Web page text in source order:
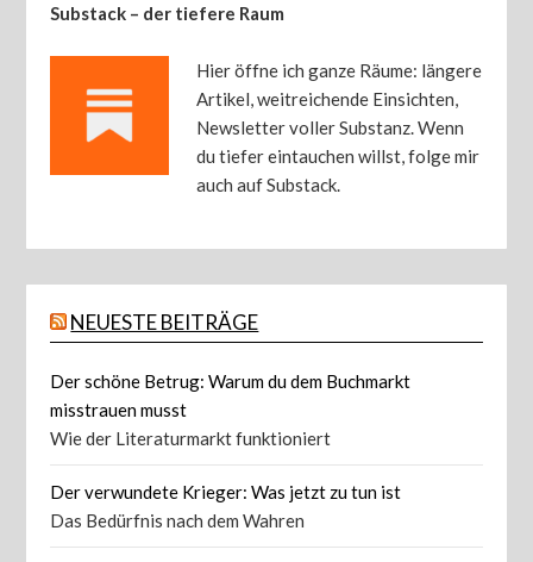
Substack – der tiefere Raum
Hier öffne ich ganze Räume: längere
Artikel, weitreichende Einsichten,
Newsletter voller Substanz. Wenn
du tiefer eintauchen willst, folge mir
auch auf Substack.
NEUESTE BEITRÄGE
Der schöne Betrug: Warum du dem Buchmarkt
misstrauen musst
Wie der Literaturmarkt funktioniert
Der verwundete Krieger: Was jetzt zu tun ist
Das Bedürfnis nach dem Wahren